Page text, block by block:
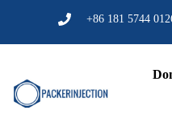
+86 181 5744